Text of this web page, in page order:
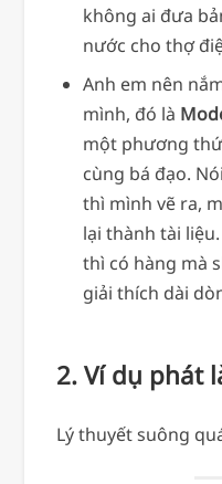
không ai đưa
nước cho thợ
Anh em nên
mình, đó là
một phương
cùng bá đạo.
thì mình vẽ ra,
lại thành tài
thì có hàng mà
giải thích dài
2. Ví dụ phát
Lý thuyết suông